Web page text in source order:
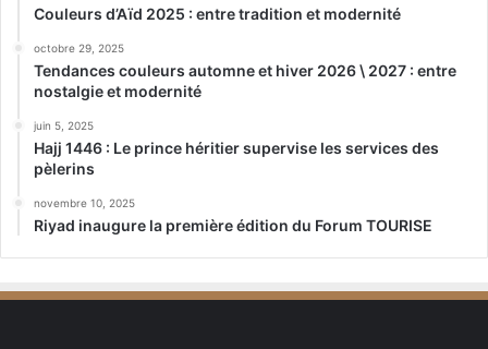
Couleurs d’Aïd 2025 : entre tradition et modernité
octobre 29, 2025
Tendances couleurs automne et hiver 2026 \ 2027 : entre
nostalgie et modernité
juin 5, 2025
Hajj 1446 : Le prince héritier supervise les services des
pèlerins
novembre 10, 2025
Riyad inaugure la première édition du Forum TOURISE